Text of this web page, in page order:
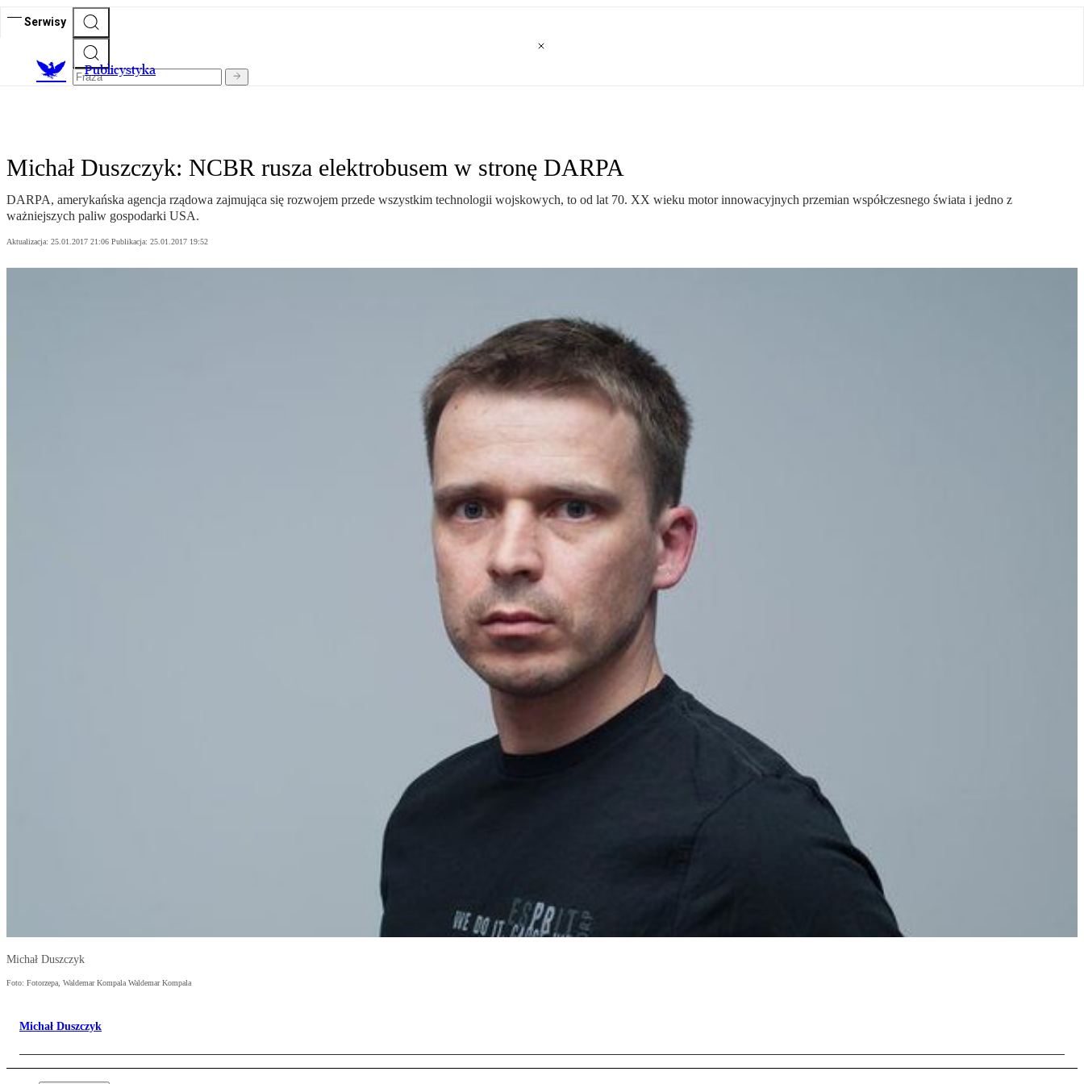
Serwisy
Publicystyka
Michał Duszczyk: NCBR rusza elektrobusem w stronę DARPA
DARPA, amerykańska agencja rządowa zajmująca się rozwojem przede wszystkim technologii wojskowych, to od lat 70. XX wieku motor innowacyjnych przemian współczesnego świata i jedno z
ważniejszych paliw gospodarki USA.
Aktualizacja: 25.01.2017 21:06 Publikacja: 25.01.2017 19:52
Michał Duszczyk
Foto: Fotorzepa, Waldemar Kompala Waldemar Kompala
Michał Duszczyk